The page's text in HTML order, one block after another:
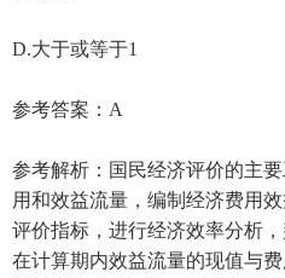
D.大于或等于1
参考答案：A
参考解析：国民经济评价的主
用和效益流量，编制经济费用
评价指标，进行经济效率分析
在计算期内效益流量的现值与